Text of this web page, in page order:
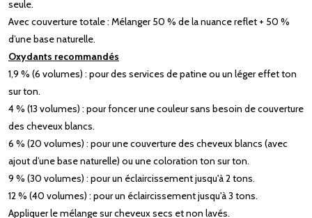
seule.
Avec couverture totale : Mélanger 50 % de la nuance reflet + 50 %
d’une base naturelle.
Oxydants recommandés
1,9 % (6 volumes) : pour des services de patine ou un léger effet ton
sur ton.
4 % (13 volumes) : pour foncer une couleur sans besoin de couverture
des cheveux blancs.
6 % (20 volumes) : pour une couverture des cheveux blancs (avec
ajout d’une base naturelle) ou une coloration ton sur ton.
9 % (30 volumes) : pour un éclaircissement jusqu'à 2 tons.
12 % (40 volumes) : pour un éclaircissement jusqu'à 3 tons.
Appliquer le mélange sur cheveux secs et non lavés.